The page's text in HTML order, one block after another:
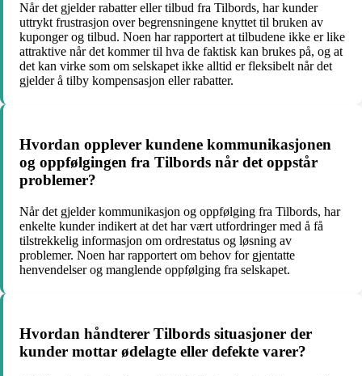
Når det gjelder rabatter eller tilbud fra Tilbords, har kunder
uttrykt frustrasjon over begrensningene knyttet til bruken av
kuponger og tilbud. Noen har rapportert at tilbudene ikke er like
attraktive når det kommer til hva de faktisk kan brukes på, og at
det kan virke som om selskapet ikke alltid er fleksibelt når det
gjelder å tilby kompensasjon eller rabatter.
Hvordan opplever kundene kommunikasjonen
og oppfølgingen fra Tilbords når det oppstår
problemer?
Når det gjelder kommunikasjon og oppfølging fra Tilbords, har
enkelte kunder indikert at det har vært utfordringer med å få
tilstrekkelig informasjon om ordrestatus og løsning av
problemer. Noen har rapportert om behov for gjentatte
henvendelser og manglende oppfølging fra selskapet.
Hvordan håndterer Tilbords situasjoner der
kunder mottar ødelagte eller defekte varer?